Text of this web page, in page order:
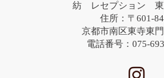
紡 レセプション 東
住所：〒601-
京都市南区東寺東
電話番号：075-